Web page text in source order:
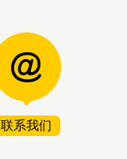
联系我们